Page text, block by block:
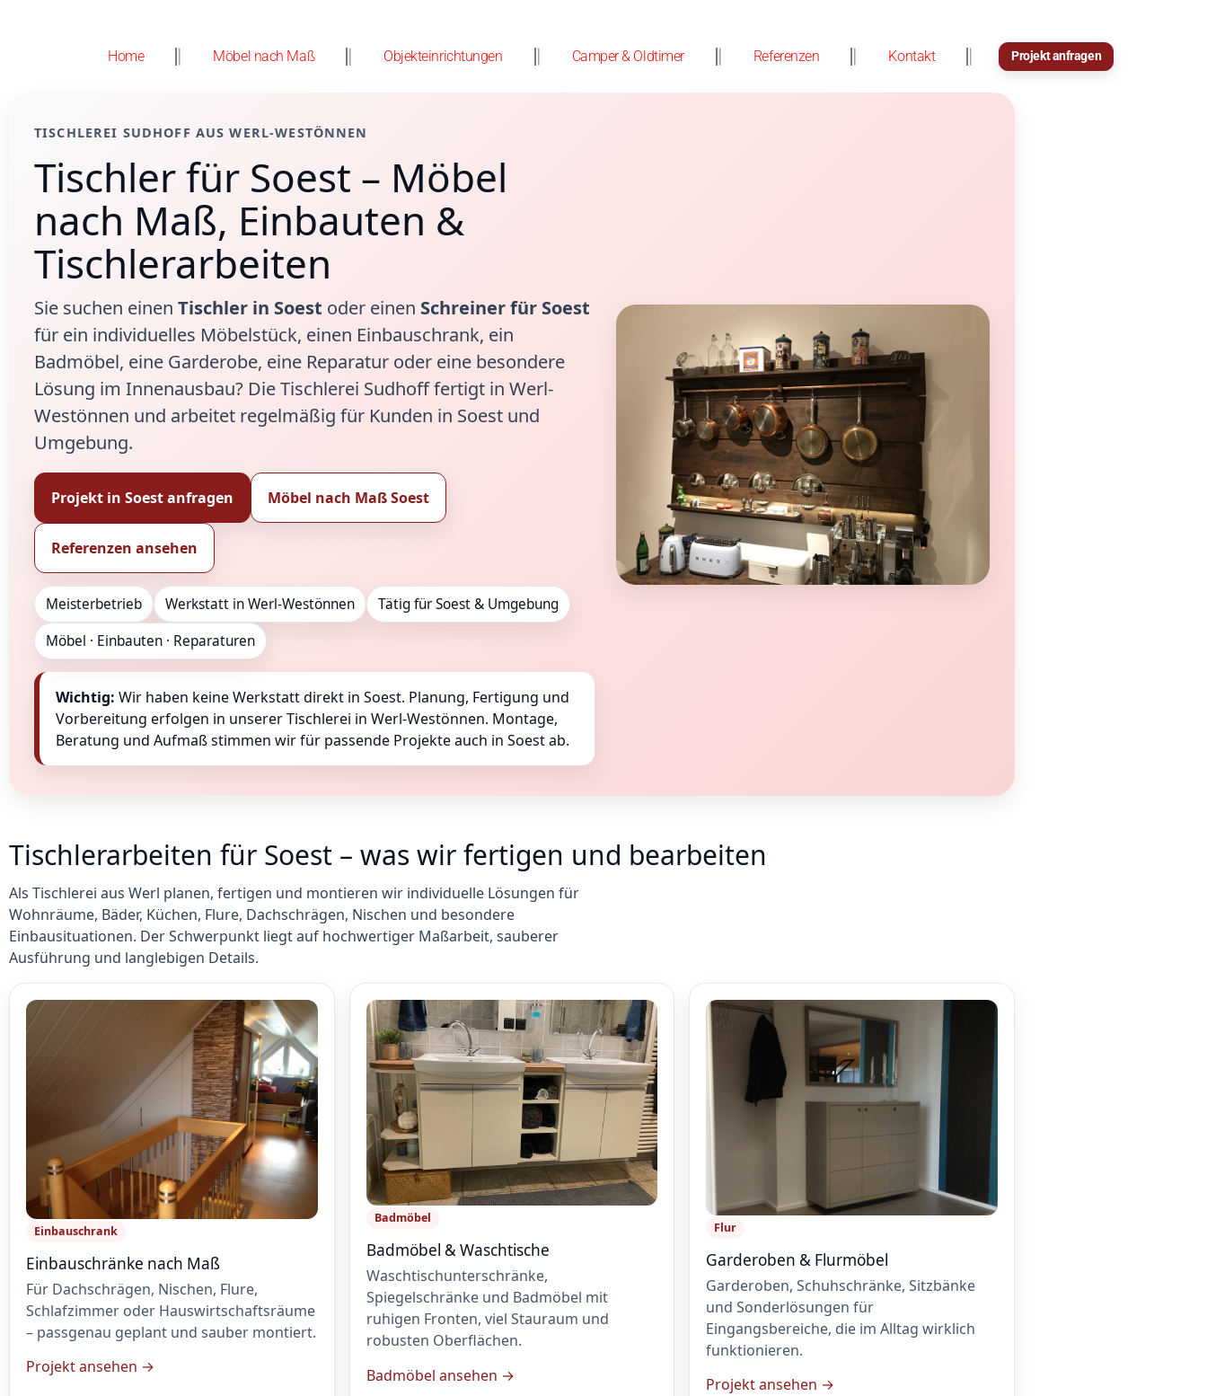
Home Möbel nach Maß Objekteinrichtungen Camper & Oldtimer Referenzen Kontakt Projekt anfragen
TISCHLEREI SUDHOFF AUS WERL-WESTÖNNEN
Tischler für Soest – Möbel
nach Maß, Einbauten &
Tischlerarbeiten
Sie suchen einen Tischler in Soest oder einen Schreiner für Soest
für ein individuelles Möbelstück, einen Einbauschrank, ein
Badmöbel, eine Garderobe, eine Reparatur oder eine besondere
Lösung im Innenausbau? Die Tischlerei Sudhoff fertigt in Werl-
Westönnen und arbeitet regelmäßig für Kunden in Soest und
Umgebung.
Projekt in Soest anfragen Möbel nach Maß Soest
Referenzen ansehen
Meisterbetrieb Werkstatt in Werl-Westönnen
Tätig für Soest & Umgebung
Möbel · Einbauten · Reparaturen
Wichtig: Wir haben keine Werkstatt direkt in Soest. Planung, Fertigung und
Vorbereitung erfolgen in unserer Tischlerei in Werl-Westönnen. Montage,
Beratung und Aufmaß stimmen wir für passende Projekte auch in Soest ab.
Tischlerarbeiten für Soest – was wir fertigen und bearbeiten
Als Tischlerei aus Werl planen, fertigen und montieren wir individuelle Lösungen für
Wohnräume, Bäder, Küchen, Flure, Dachschrägen, Nischen und besondere
Einbausituationen. Der Schwerpunkt liegt auf hochwertiger Maßarbeit, sauberer
Ausführung und langlebigen Details.
Einbauschrank
Einbauschränke nach Maß
Für Dachschrägen, Nischen, Flure,
Schlafzimmer oder Hauswirtschaftsräume
– passgenau geplant und sauber montiert.
Projekt ansehen →
Badmöbel
Badmöbel & Waschtische
Waschtischunterschränke,
Spiegelschränke und Badmöbel mit
ruhigen Fronten, viel Stauraum und
robusten Oberflächen.
Badmöbel ansehen →
Flur
Garderoben & Flurmöbel
Garderoben, Schuhschränke, Sitzbänke
und Sonderlösungen für
Eingangsbereiche, die im Alltag wirklich
funktionieren.
Projekt ansehen →